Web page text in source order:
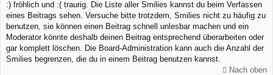
:) fröhlich und :( traurig. Die Liste aller Smilies kannst du beim Verfassen
eines Beitrags sehen. Versuche bitte trotzdem, Smilies nicht zu häufig zu
benutzen, sie können einen Beitrag schnell unlesbar machen und ein
Moderator könnte deshalb deinen Beitrag entsprechend überarbeiten oder
gar komplett löschen. Die Board-Administration kann auch die Anzahl der
Smilies begrenzen, die du in einem Beitrag benutzen kannst.
Nach oben